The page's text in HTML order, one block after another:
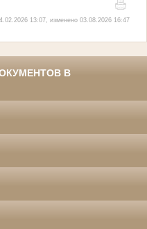
13:07, изменено 03.08.2026 16:47
В